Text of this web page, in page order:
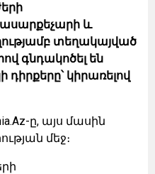
և
տեղակայված
գնդակոծել են
կիրառելով
ը, այս մասին
մեջ։